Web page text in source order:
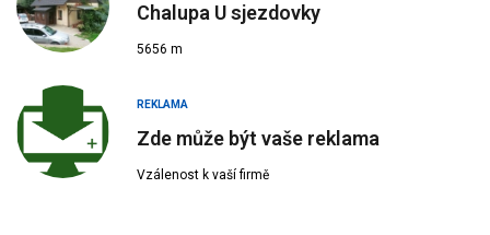
Chalupa U sjezdovky
5656 m
REKLAMA
Zde může být vaše reklama
Vzálenost k vaší firmě